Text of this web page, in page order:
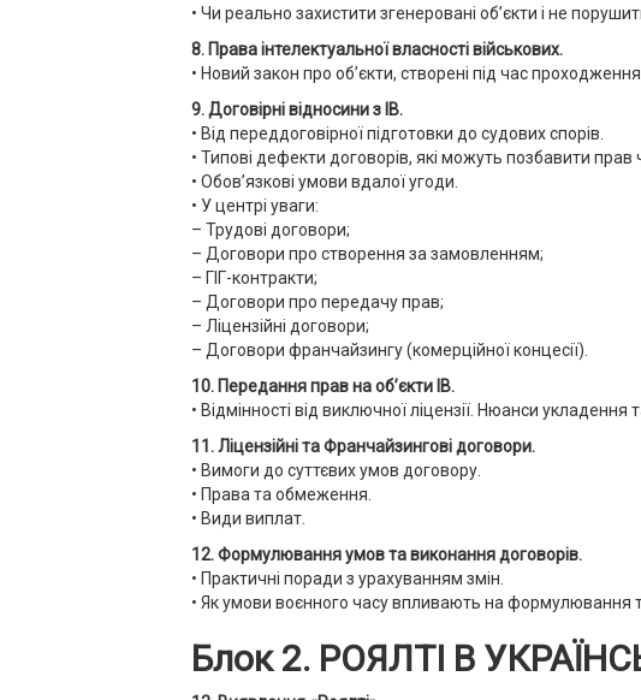
• Чи реально захистити згенеровані об’єкти і не
8. Права інтелектуальної власності військових.
• Новий закон про об’єкти, створені під час
9. Договірні відносини з ІВ.
• Від переддоговірної підготовки до судових спорів.
• Типові дефекти договорів, які можуть позбавити прав
• Обов’язкові умови вдалої угоди.
• У центрі уваги:
– Трудові договори;
– Договори про створення за замовленням;
– ГІГ-контракти;
– Договори про передачу прав;
– Ліцензійні договори;
– Договори франчайзингу (комерційної концесії).
10. Передання прав на об’єкти ІВ.
• Відмінності від виключної ліцензії. Нюанси укладення
11. Ліцензійні та Франчайзингові договори.
• Вимоги до суттєвих умов договору.
• Права та обмеження.
• Види виплат.
12. Формулювання умов та виконання договорів.
• Практичні поради з урахуванням змін.
• Як умови воєнного часу впливають на формулювання
Блок 2. РОЯЛТІ В